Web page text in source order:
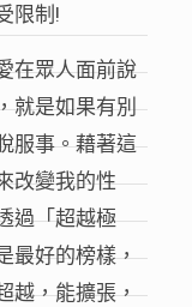
限制!
在眾人面前說
就是如果有別
服事。藉著這
改變我的性
過「超越極
最好的榜樣，
越，能擴張，